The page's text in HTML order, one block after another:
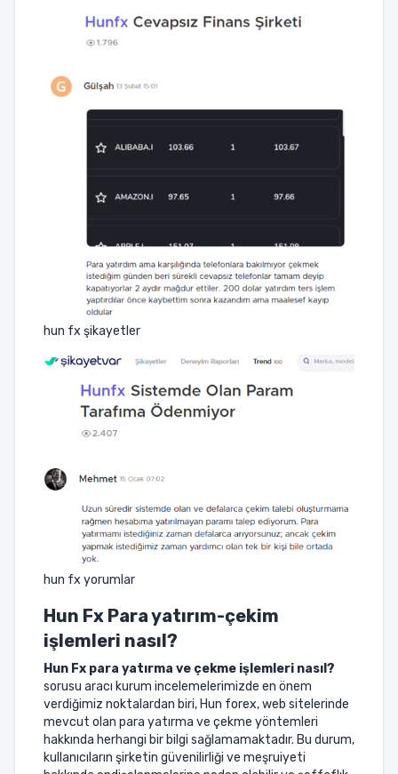
hun fx şikayetler
hun fx yorumlar
Hun Fx Para yatırım-çekim
işlemleri nasıl?
Hun Fx para yatırma ve çekme işlemleri nasıl?
sorusu aracı kurum incelemelerimizde en önem
verdiğimiz noktalardan biri, Hun forex, web sitelerinde
mevcut olan para yatırma ve çekme yöntemleri
hakkında herhangi bir bilgi sağlamamaktadır. Bu durum,
kullanıcıların şirketin güvenilirliği ve meşruiyeti